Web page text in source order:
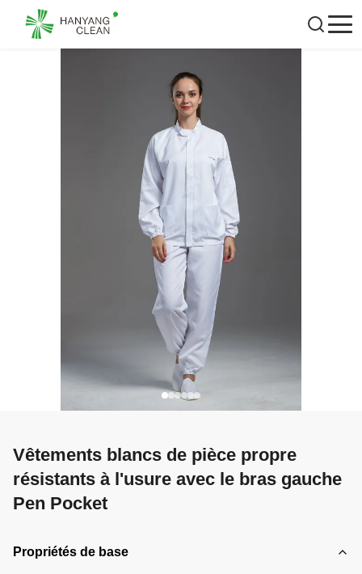
Vêtements blancs de pièce propre
résistants à l'usure avec le bras gauche
Pen Pocket
Propriétés de base